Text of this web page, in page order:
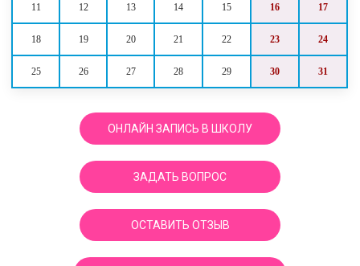
11 12 13 14 15 16 17
18 19 20 21 22 23 24
25 26 27 28 29 30 31
ОНЛАЙН ЗАПИСЬ В ШКОЛУ
ЗАДАТЬ ВОПРОС
ОСТАВИТЬ ОТЗЫВ